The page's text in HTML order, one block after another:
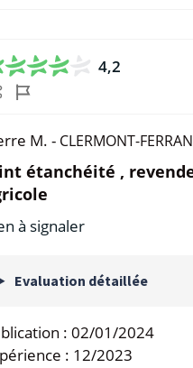
4,2
M. - CLERMONT-
étanchéité ,
à signaler
Evaluation détaillée
: 02/01/2024
: 12/2023